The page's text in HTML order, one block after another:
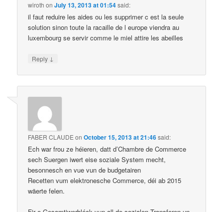
wiroth onJuly 13, 2013 at 01:54said:
il faut reduire les aides ou les supprimer c est la seule
solution sinon toute la racaille de l europe viendra au
luxembourg se servir comme le miel attire les abeilles
Reply ↓
FABER CLAUDE onOctober 15, 2013 at 21:46said:
Ech war frou ze héieren, datt d’Chambre de Commerce
sech Suergen iwert eise soziale System mecht,
besonnesch en vue vun de budgetairen
Recetten vum elektronesche Commerce, déi ab 2015
wäerte felen.